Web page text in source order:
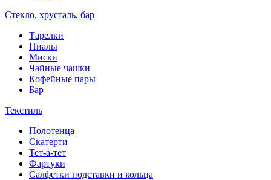
Стекло, хрусталь, бар
Тарелки
Пиалы
Миски
Чайные чашки
Кофейные пары
Бар
Текстиль
Полотенца
Скатерти
Тет-а-тет
Фартуки
Салфетки подставки и кольца